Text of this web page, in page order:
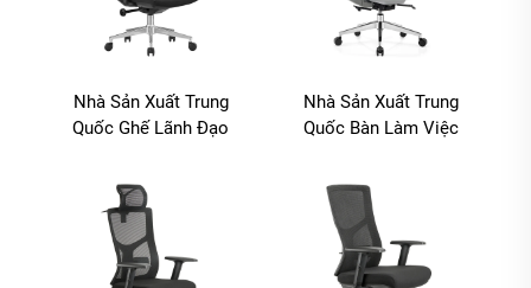
Nhà Sản Xuất Trung
Quốc Ghế Lãnh Đạo
Thân Thể Giá Rẻ Với
Chân Hợp Kim Nhôm
Nhà Sản Xuất Trung
Quốc Bàn Làm Việc
Ghế Văn Phòng Lưới Vải